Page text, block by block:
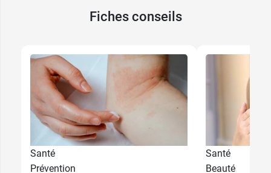
3 x 100 g 20,99 €
30 g
Fiches conseils
Santé
Prévention
Santé
Beauté